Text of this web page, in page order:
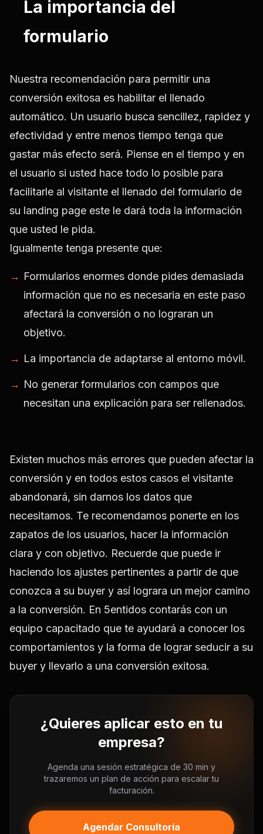
La importancia del
formulario
Nuestra recomendación para permitir una
conversión exitosa es habilitar el llenado
automático. Un usuario busca sencillez, rapidez y
efectividad y entre menos tiempo tenga que
gastar más efecto será. Piense en el tiempo y en
el usuario si usted hace todo lo posible para
facilitarle al visitante el llenado del formulario de
su landing page este le dará toda la información
que usted le pida.
Igualmente tenga presente que:
Formularios enormes donde pides demasiada
información que no es necesaria en este paso
afectará la conversión o no lograran un
objetivo.
La importancia de adaptarse al entorno móvil.
No generar formularios con campos que
necesitan una explicación para ser rellenados.
Existen muchos más errores que pueden afectar la
conversión y en todos estos casos el visitante
abandonará, sin darnos los datos que
necesitamos. Te recomendamos ponerte en los
zapatos de los usuarios, hacer la información
clara y con objetivo. Recuerde que puede ir
haciendo los ajustes pertinentes a partir de que
conozca a su buyer y así lograra un mejor camino
a la conversión. En 5entidos contarás con un
equipo capacitado que te ayudará a conocer los
comportamientos y la forma de lograr seducir a su
buyer y llevarlo a una conversión exitosa.
¿Quieres aplicar esto en tu
empresa?
Agenda una sesión estratégica de 30 min y
trazaremos un plan de acción para escalar tu
facturación.
Agendar Consultoría